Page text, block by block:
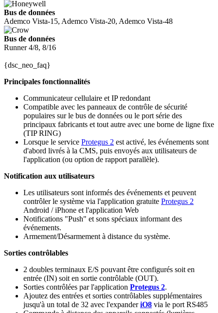
Bus de données
Ademco Vista-15, Ademco Vista-20, Ademco Vista-48
Bus de données
Runner 4/8, 8/16
{dsc_neo_faq}
Principales fonctionnalités
Communicateur cellulaire et IP redondant
Compatible avec les panneaux de contrôle de sécurité
populaires sur le bus de données ou le port série des
principaux fabricants et tout autre avec une borne de ligne fixe
(TIP RING)
Lorsque le service Protegus 2 est activé, les événements sont
d'abord livrés à la CMS, puis envoyés aux utilisateurs de
l'application (ou option de rapport parallèle).
Notification aux utilisateurs
Les utilisateurs sont informés des événements et peuvent
contrôler le système via l'application gratuite Protegus 2
Android / iPhone et l'application Web
Notifications "Push" et sons spéciaux informant des
événements.
Armement/Désarmement à distance du système.
Sorties contrôlables
2 doubles terminaux E/S pouvant être configurés soit en
entrée (IN) soit en sortie contrôlable (OUT).
Sorties contrôlées par l'application Protegus 2.
Ajoutez des entrées et sorties contrôlables supplémentaires
jusqu'à un total de 32 avec l'expanderiO8 via le port RS485